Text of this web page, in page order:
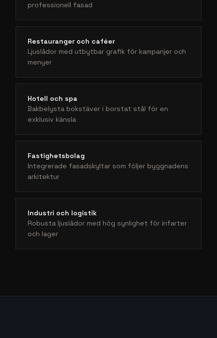
professionell fasad
Restauranger och caféer
Ljuslådor med utbytbar grafik för kampanjer och
menyer
Hotell och spa
Bakbelysta bokstäver i borstat stål för en
exklusiv känsla
Fastighetsbolag
Integrerade fasadskyltar som följer byggnadens
arkitektur
Industri och logistik
Robusta ljuslådor med hög synlighet för infarter
och lager